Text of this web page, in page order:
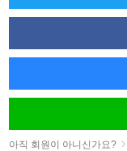
아직 회원이 아니신가요?